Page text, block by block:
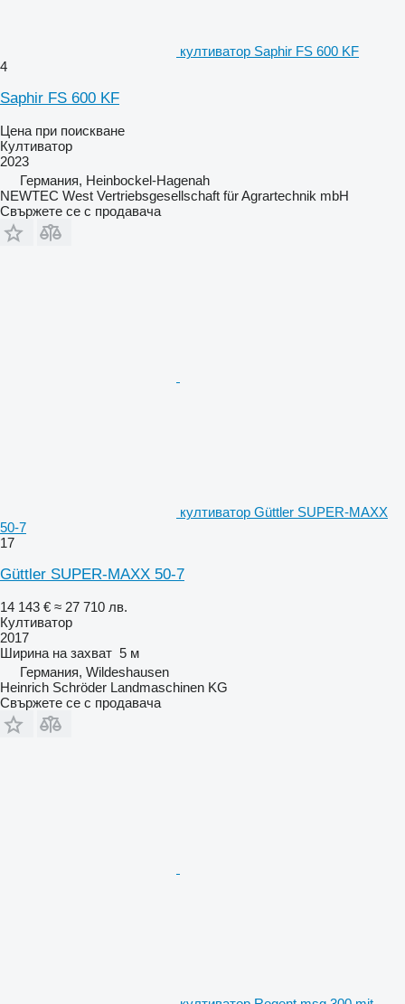
култиватор Saphir FS 600 KF
4
Saphir FS 600 KF
Цена при поискване
Култиватор
2023
Германия, Heinbockel-Hagenah
NEWTEC West Vertriebsgesellschaft für Agrartechnik mbH
Свържете се с продавача
култиватор Güttler SUPER-MAXX
50-7
17
Güttler SUPER-MAXX 50-7
14 143 € ≈ 27 710 лв.
Култиватор
2017
Ширина на захват 5 м
Германия, Wildeshausen
Heinrich Schröder Landmaschinen KG
Свържете се с продавача